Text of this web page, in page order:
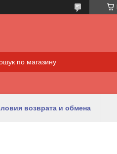
возврата и обмена